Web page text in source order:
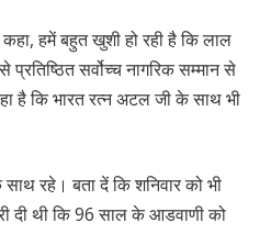
हमें बहुत खुशी हो रही है कि लाल
सर्वोच्च नागरिक सम्मान से
है कि भारत रत्न अटल जी के साथ भी
रहे। बता दें कि शनिवार को भी
दी थी कि 96 साल के आडवाणी को